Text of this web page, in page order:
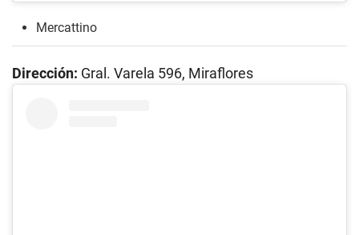
Mercattino
Dirección: Gral. Varela 596, Miraflores